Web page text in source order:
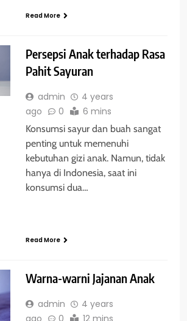
Read More
Persepsi Anak terhadap Rasa
Pahit Sayuran
admin
4 years
ago
0 6 mins
Konsumsi sayur dan buah sangat
penting untuk memenuhi
kebutuhan gizi anak. Namun, tidak
hanya di Indonesia, saat ini
konsumsi dua…
Read More
Warna-warni Jajanan Anak
admin
4 years
ago
0 12 mins